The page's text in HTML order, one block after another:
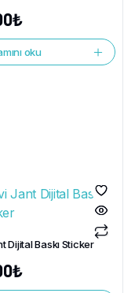
₺
oku
Dijital Baskı Sticker
₺